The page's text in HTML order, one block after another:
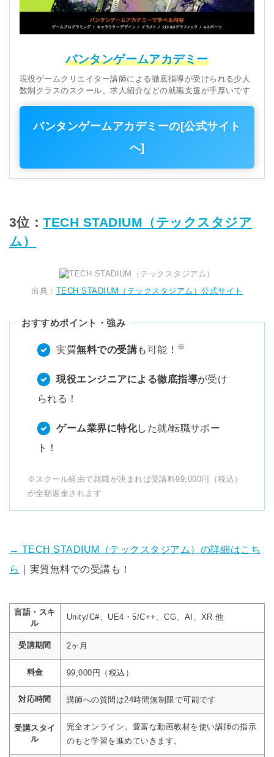
バンタンゲームアカデミー
現役ゲームクリエイター講師による徹底指導が受けられる少人
数制クラスのスクール。求人紹介などの就職支援が手厚いです
バンタンゲームアカデミーの[公式サイト
へ]
3位：TECH STADIUM（テックスタジア
ム）
出典： TECH STADIUM（テックスタジアム）公式サイト
おすすめポイント・強み
実質無料での受講も可能！ ※
現役エンジニアによる徹底指導が受け
られる！
ゲーム業界に特化した就/転職サポー
ト！
※スクール経由で就職が決まれば受講料99,000円（税込）
が全額返金されます
→ TECH STADIUM（テックスタジアム）の詳細はこち
ら
｜実質無料での受講も！
言語・スキ
ル
Unity/C#、UE4・5/C++、CG、AI、XR 他
受講期間 2ヶ月
料金 99,000円（税込）
対応時間 講師への質問は24時間無制限で可能です
受講スタイ
ル
完全オンライン。豊富な動画教材を使い講師の指示
のもと学習を進めていきます。